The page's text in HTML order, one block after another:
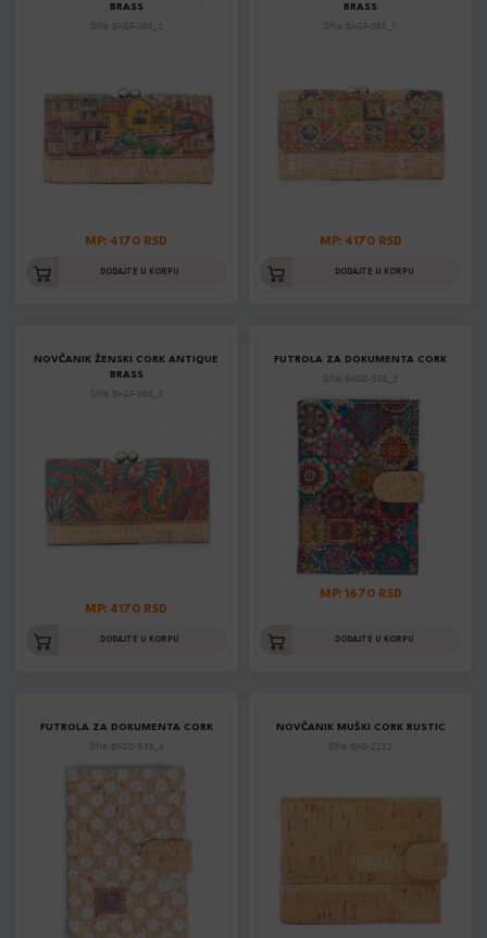
BRASS
Šifra: BAGF-065_2
MP: 4170 RSD
DODAJTE U KORPU
BRASS
Šifra: BAGF-065_1
MP: 4170 RSD
DODAJTE U KORPU
NOVČANIK ŽENSKI CORK ANTIQUE
BRASS
Šifra: BAGF-065_3
MP: 4170 RSD
DODAJTE U KORPU
FUTROLA ZA DOKUMENTA CORK
Šifra: BAGD-538_3
MP: 1670 RSD
DODAJTE U KORPU
FUTROLA ZA DOKUMENTA CORK
Šifra: BAGD-538_4
NOVČANIK MUŠKI CORK RUSTIC
Šifra: BAG-2232